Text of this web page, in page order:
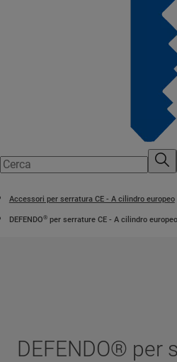
Accessori per serratura CE - A cilindro europeo
DEFENDO®per serrature CE - A cilindro europeo
DEFENDO® per